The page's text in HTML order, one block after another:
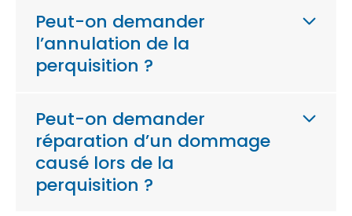
Peut-on demander
l’annulation de la
perquisition ?
Peut-on demander
réparation d’un dommage
causé lors de la
perquisition ?